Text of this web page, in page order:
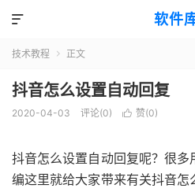
软件

技术教程  正文
抖音怎么设置自动回复
2020-04-03 评论(0)  赞(0)
抖音怎么设置自动回复呢？很
编这里就给大家带来有关抖音